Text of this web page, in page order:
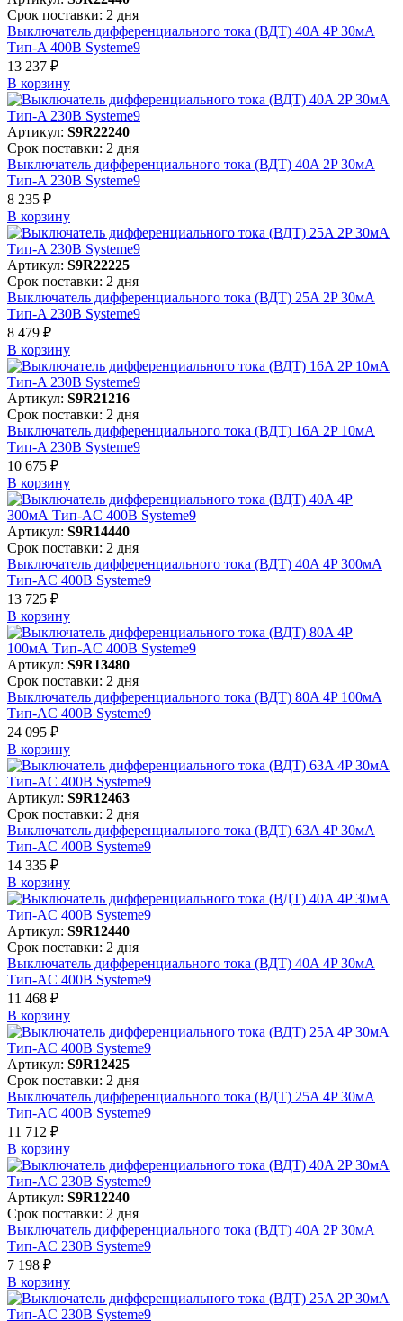
Срок поставки: 2 дня
Выключатель дифференциального тока (ВДТ) 40A 4P 30мА
Тип-A 400В Systeme9
13 237 ₽
В корзинy
Артикул: S9R22240
Срок поставки: 2 дня
Выключатель дифференциального тока (ВДТ) 40A 2P 30мА
Тип-A 230В Systeme9
8 235 ₽
В корзинy
Артикул: S9R22225
Срок поставки: 2 дня
Выключатель дифференциального тока (ВДТ) 25A 2P 30мА
Тип-A 230В Systeme9
8 479 ₽
В корзинy
Артикул: S9R21216
Срок поставки: 2 дня
Выключатель дифференциального тока (ВДТ) 16A 2P 10мА
Тип-A 230В Systeme9
10 675 ₽
В корзинy
Артикул: S9R14440
Срок поставки: 2 дня
Выключатель дифференциального тока (ВДТ) 40A 4P 300мА
Тип-AC 400В Systeme9
13 725 ₽
В корзинy
Артикул: S9R13480
Срок поставки: 2 дня
Выключатель дифференциального тока (ВДТ) 80A 4P 100мА
Тип-AC 400В Systeme9
24 095 ₽
В корзинy
Артикул: S9R12463
Срок поставки: 2 дня
Выключатель дифференциального тока (ВДТ) 63A 4P 30мА
Тип-AC 400В Systeme9
14 335 ₽
В корзинy
Артикул: S9R12440
Срок поставки: 2 дня
Выключатель дифференциального тока (ВДТ) 40A 4P 30мА
Тип-AC 400В Systeme9
11 468 ₽
В корзинy
Артикул: S9R12425
Срок поставки: 2 дня
Выключатель дифференциального тока (ВДТ) 25A 4P 30мА
Тип-AC 400В Systeme9
11 712 ₽
В корзинy
Артикул: S9R12240
Срок поставки: 2 дня
Выключатель дифференциального тока (ВДТ) 40A 2P 30мА
Тип-AC 230В Systeme9
7 198 ₽
В корзинy